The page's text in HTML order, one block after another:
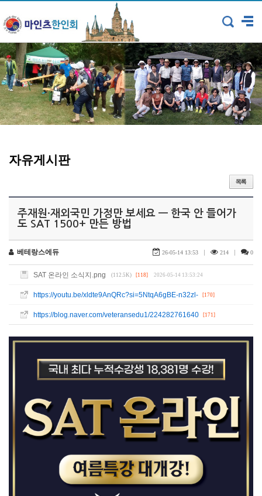
자유게시판
주재원·재외국민 가정만 보세요 — 한국 안 들어가
도 SAT 1500+ 만든 방법
베테랑스에듀 26-05-14 13:53 214 0
SAT 온라인 소식지.png (112.5K) [118] 2026-05-14 13:53:24
https://youtu.be/xldte9AnQRc?si=5NtqA6gBE-n32zl- [170]
https://blog.naver.com/veteransedu1/224282761640 [171]